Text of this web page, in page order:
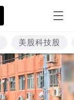
美股科技股